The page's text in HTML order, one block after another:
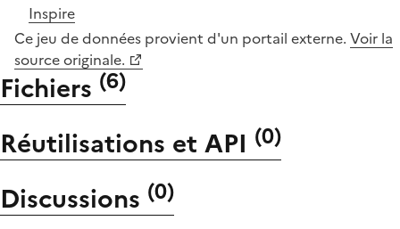
Inspire
Ce jeu de données provient d'un portail externe. Voir la
source originale.
Fichiers (6)
Réutilisations et API (0)
Discussions (0)